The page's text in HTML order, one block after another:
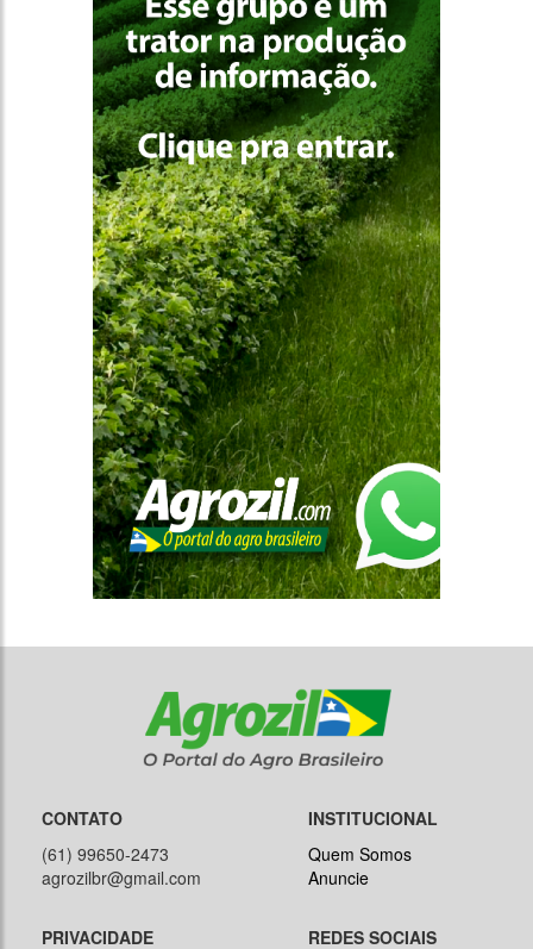
CONTATO
(61) 99650-2473
agrozilbr@gmail.com
INSTITUCIONAL
Quem Somos
Anuncie
PRIVACIDADE REDES SOCIAIS